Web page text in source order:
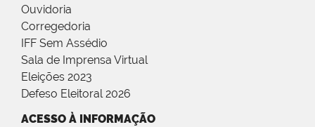
Ouvidoria
Corregedoria
IFF Sem Assédio
Sala de Imprensa Virtual
Eleições 2023
Defeso Eleitoral 2026
ACESSO À INFORMAÇÃO